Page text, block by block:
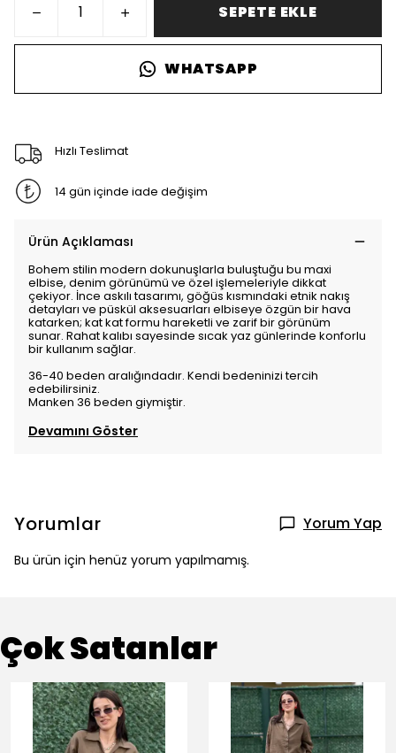
SEPETE EKLE
WHATSAPP
Hızlı Teslimat
14 gün içinde iade değişim
Ürün Açıklaması
Bohem stilin modern dokunuşlarla buluştuğu bu maxi
elbise, denim görünümü ve özel işlemeleriyle dikkat
çekiyor. İnce askılı tasarımı, göğüs kısmındaki etnik nakış
detayları ve püskül aksesuarları elbiseye özgün bir hava
katarken; kat kat formu hareketli ve zarif bir görünüm
sunar. Rahat kalıbı sayesinde sıcak yaz günlerinde konforlu
bir kullanım sağlar.
36-40 beden aralığındadır. Kendi bedeninizi tercih
edebilirsiniz.
Manken 36 beden giymiştir.
Devamını Göster
Yorumlar Yorum Yap
Bu ürün için henüz yorum yapılmamış.
Çok Satanlar